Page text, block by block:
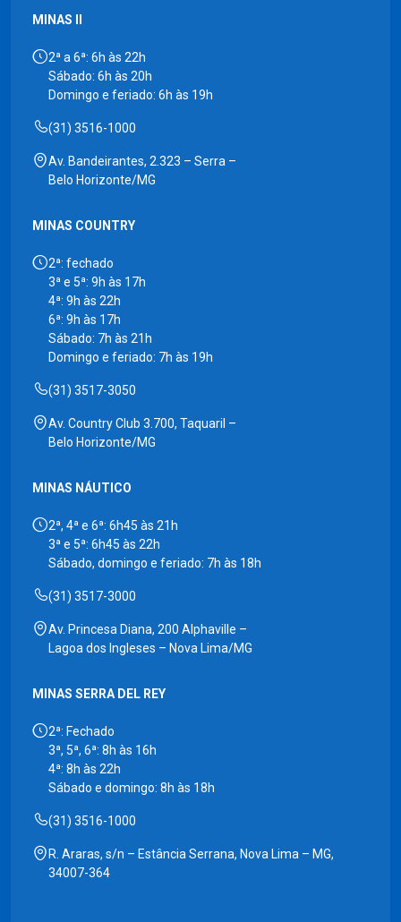
MINAS II
2ª a 6ª: 6h às 22h
Sábado: 6h às 20h
Domingo e feriado: 6h às 19h
(31) 3516-1000
Av. Bandeirantes, 2.323 – Serra –
Belo Horizonte/MG
MINAS COUNTRY
2ª: fechado
3ª e 5ª: 9h às 17h
4ª: 9h às 22h
6ª: 9h às 17h
Sábado: 7h às 21h
Domingo e feriado: 7h às 19h
(31) 3517-3050
Av. Country Club 3.700, Taquaril –
Belo Horizonte/MG
MINAS NÁUTICO
2ª, 4ª e 6ª: 6h45 às 21h
3ª e 5ª: 6h45 às 22h
Sábado, domingo e feriado: 7h às 18h
(31) 3517-3000
Av. Princesa Diana, 200 Alphaville –
Lagoa dos Ingleses – Nova Lima/MG
MINAS SERRA DEL REY
2ª: Fechado
3ª, 5ª, 6ª: 8h às 16h
4ª: 8h às 22h
Sábado e domingo: 8h às 18h
(31) 3516-1000
R. Araras, s/n – Estância Serrana, Nova Lima – MG,
34007-364